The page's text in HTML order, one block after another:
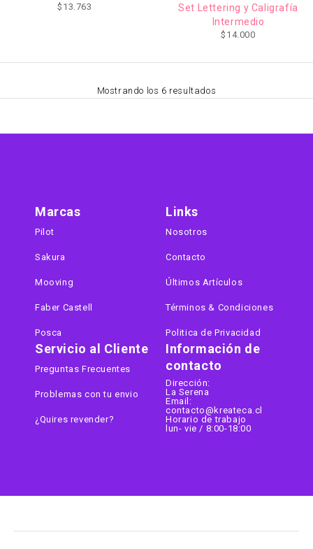
$ 13.763
Set Lettering y Caligrafía
Intermedio
$ 14.000
Mostrando los 6 resultados
Información de
contacto
Dirección:
La Serena
Email:
contacto@kreateca.cl
Horario de trabajo
lun- vie / 8:00-18:00
Marcas
Pilot
Sakura
Mooving
Faber Castell
Posca
Links
Nosotros
Contacto
Últimos Artículos
Términos & Condiciones
Politica de Privacidad
Servicio al Cliente
Preguntas Frecuentes
Problemas con tu envio
¿Quires revender?